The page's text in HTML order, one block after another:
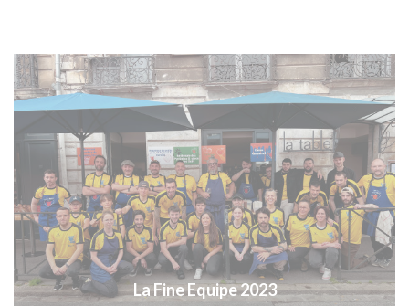
La Fine Equipe 2023